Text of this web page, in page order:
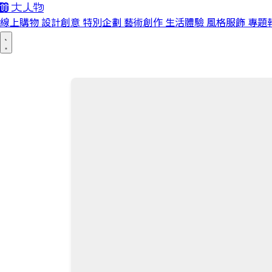
線上購物 設計創意 特別企劃 藝術創作 生活體驗 風格服飾 專題